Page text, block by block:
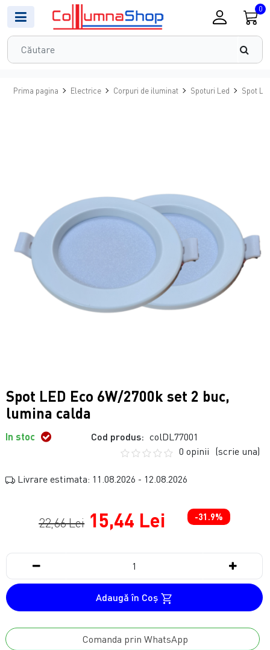
0
Prima pagina Electrice Corpuri de iluminat Spoturi Led Spot
Spot LED Eco 6W/2700k set 2 buc,
lumina calda
In stoc Cod produs: colDL77001
0 opinii (scrie una)
Livrare estimata: 11.08.2026 - 12.08.2026
22,66 Lei 15,44 Lei -31.9%
Adaugă în Coş
Comanda prin WhatsApp